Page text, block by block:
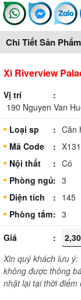
Chi Tiết Sản Phẩm
Xi Riverview
Vị trí
190 Nguyen Van
Loại sp
Căn
Mã Code
Nội thất
Có
Phòng ngủ
3
Diện tích
145
Phòng tắm
3
Giá
Xin quý khách lưu
không được thông
nhật lại tại thời điểm